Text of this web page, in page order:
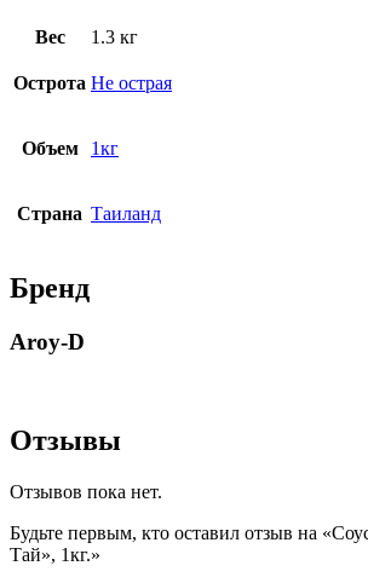
Вес 1.3 кг
Острота Не острая
Объем 1кг
Страна Таиланд
Бренд
Aroy-D
Отзывы
Отзывов пока нет.
Будьте первым, кто оставил отзыв на
Тай», 1кг.»